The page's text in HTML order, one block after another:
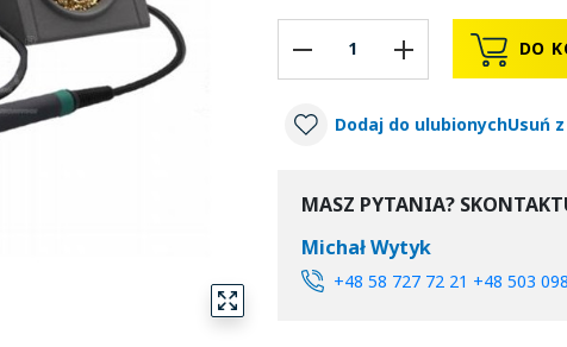
DO
Dodaj do ulubionychUsuń
MASZ PYTANIA?
Michał Wytyk
+48 58 727 72 21 +48 503